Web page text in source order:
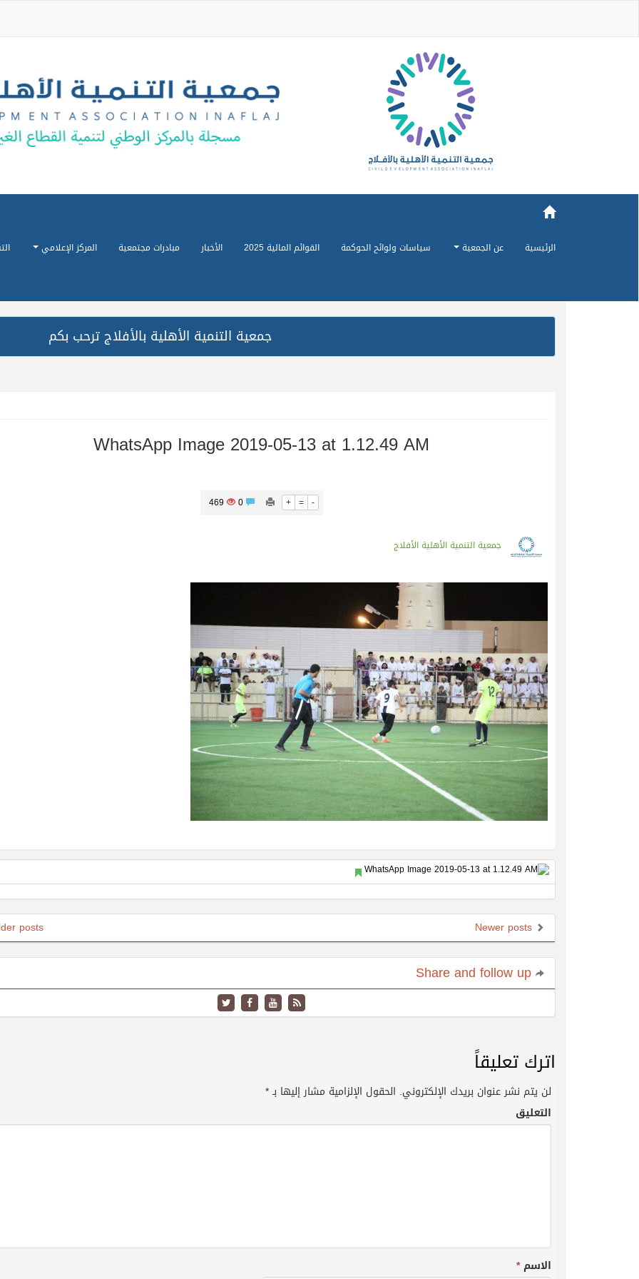
الرئيسية عن الجمعية سياسات ولوائح الحوكمة القوائم المالية 2025 الأخبار مبادرات مجتمعية المركز الإعلامي
جمعية التنمية الأهلية بالأفلاج ترحب بكم
WhatsApp Image 2019-05-13 at 1.12.49 AM
+ = -
0
469
جمعية التنمية الأهلية الأفلاج
posts
اترك تعليقاً
لن يتم نشر عنوان بريدك الإلكتروني. الحقول الإلزامية مشار إليها بـ*
التعليق
الاسم*